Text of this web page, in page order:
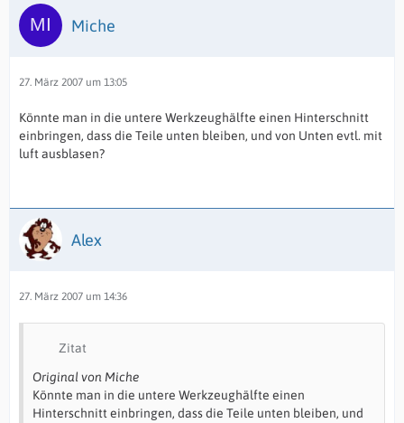
Miche
27. März 2007 um 13:05
Könnte man in die untere Werkzeughälfte einen Hinterschnitt
einbringen, dass die Teile unten bleiben, und von Unten evtl. mit
luft ausblasen?
Alex
27. März 2007 um 14:36
Zitat
Original von Miche
Könnte man in die untere Werkzeughälfte einen
Hinterschnitt einbringen, dass die Teile unten bleiben, und